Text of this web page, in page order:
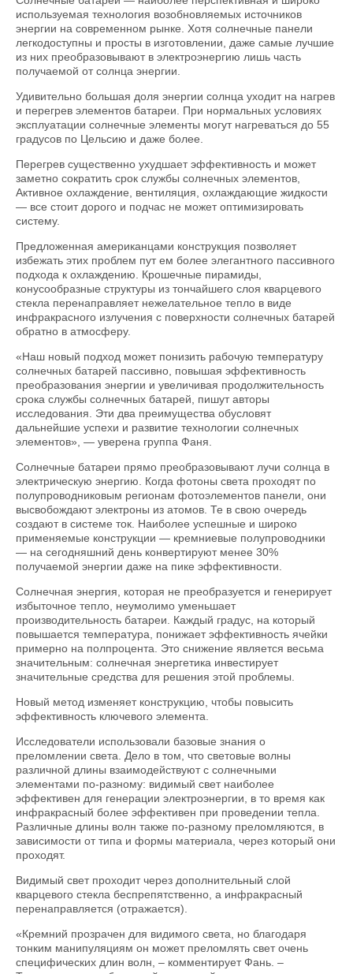
используемая технология возобновляемых источников
энергии на современном рынке. Хотя солнечные панели
легкодоступны и просты в изготовлении, даже самые лучшие
из них преобразовывают в электроэнергию лишь часть
получаемой от солнца энергии.
Удивительно большая доля энергии солнца уходит на нагрев
и перегрев элементов батареи. При нормальных условиях
эксплуатации солнечные элементы могут нагреваться до 55
градусов по Цельсию и даже более.
Перегрев существенно ухудшает эффективность и может
заметно сократить срок службы солнечных элементов,
Активное охлаждение, вентиляция, охлаждающие жидкости
— все стоит дорого и подчас не может оптимизировать
систему.
Предложенная американцами конструкция позволяет
избежать этих проблем пут ем более элегантного пассивного
подхода к охлаждению. Крошечные пирамиды,
конусообразные структуры из тончайшего слоя кварцевого
стекла перенаправляет нежелательное тепло в виде
инфракрасного излучения с поверхности солнечных батарей
обратно в атмосферу.
«Наш новый подход может понизить рабочую температуру
солнечных батарей пассивно, повышая эффективность
преобразования энергии и увеличивая продолжительность
срока службы солнечных батарей, пишут авторы
исследования. Эти два преимущества обусловят
дальнейшие успехи и развитие технологии солнечных
элементов», — уверена группа Фаня.
Солнечные батареи прямо преобразовывают лучи солнца в
электрическую энергию. Когда фотоны света проходят по
полупроводниковым регионам фотоэлементов панели, они
высвобождают электроны из атомов. Те в свою очередь
создают в системе ток. Наиболее успешные и широко
применяемые конструкции — кремниевые полупроводники
— на сегодняшний день конвертируют менее 30%
получаемой энергии даже на пике эффективности.
Солнечная энергия, которая не преобразуется и генерирует
избыточное тепло, неумолимо уменьшает
производительность батареи. Каждый градус, на который
повышается температура, понижает эффективность ячейки
примерно на полпроцента. Это снижение является весьма
значительным: солнечная энергетика инвестирует
значительные средства для решения этой проблемы.
Новый метод изменяет конструкцию, чтобы повысить
эффективность ключевого элемента.
Исследователи использовали базовые знания о
преломлении света. Дело в том, что световые волны
различной длины взаимодействуют с солнечными
элементами по-разному: видимый свет наиболее
эффективен для генерации электроэнергии, в то время как
инфракрасный более эффективен при проведении тепла.
Различные длины волн также по-разному преломляются, в
зависимости от типа и формы материала, через который они
проходят.
Видимый свет проходит через дополнительный слой
кварцевого стекла беспрепятственно, а инфракрасный
перенаправляется (отражается).
«Кремний прозрачен для видимого света, но благодаря
тонким манипуляциям он может преломлять свет очень
специфических длин волн, – комментирует Фань. –